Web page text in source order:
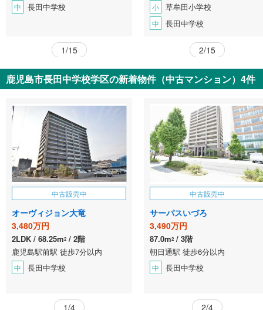
中 長田中学校
1/15
小 草牟田小学校
中 長田中学校
2/15
鹿児島市長田中学校学区の新着物件（中古マンション）4件
中古販売中
オーヴィジョン大竜
3,480万円
2LDK 68.25m2
2階
鹿児島駅前駅 徒歩7分以内
中 長田中学校
1/4
中古販売中
サーパスいづろ
3,490万円
87.0m2
3階
朝日通駅 徒歩6分以内
中 長田中学校
2/4